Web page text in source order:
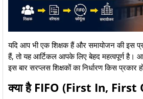
​यदि आप भी एक शिक्षक हैं और समायोजन की इस
हैं, तो यह आर्टिकल आपके लिए बेहद महत्वपूर्ण है।
इस बार सरप्लस शिक्षकों का निर्धारण किस प्रकार
​क्या है FIFO (First In, First